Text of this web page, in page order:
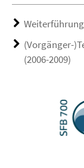
(Vorgänger-
(2006-2009)